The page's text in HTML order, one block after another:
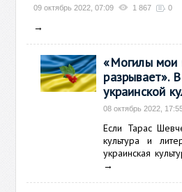
09 октябрь 2022, 07:09 1 867 0
→
«Могилы мои
разрывает».
украинской
08 октябрь 2022,
Если Тарас
культура и
украинская
→